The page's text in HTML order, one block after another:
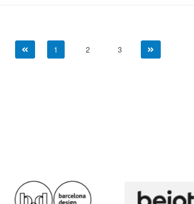
1 2 3